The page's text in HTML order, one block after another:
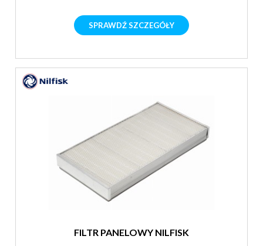
SPRAWDŹ SZCZEGÓŁY
FILTR PANELOWY NILFISK